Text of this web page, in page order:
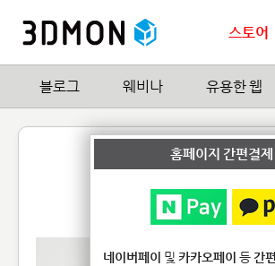
스토어
블로그 웨비나 유용한 웹
Black
Bijoux sur mesure
홈페이지 간편결
네이버페이 및 카카오페이 등간